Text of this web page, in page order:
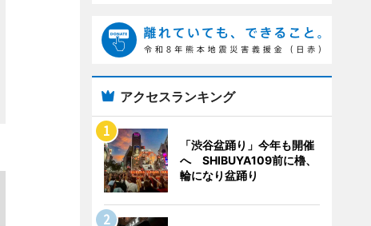
アクセスランキング
「渋谷盆踊り」今年も開催
へ SHIBUYA109前に櫓、
輪になり盆踊り